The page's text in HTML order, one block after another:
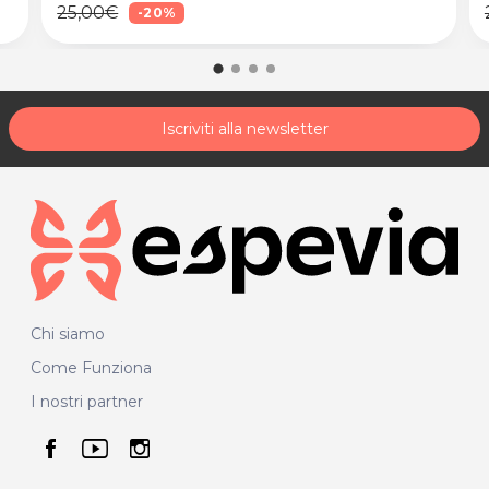
25,00€ -20%
Iscriviti alla newsletter
Chi siamo
Come Funziona
I nostri partner
seguici su facebook
seguici su youtube
seguici su instagram